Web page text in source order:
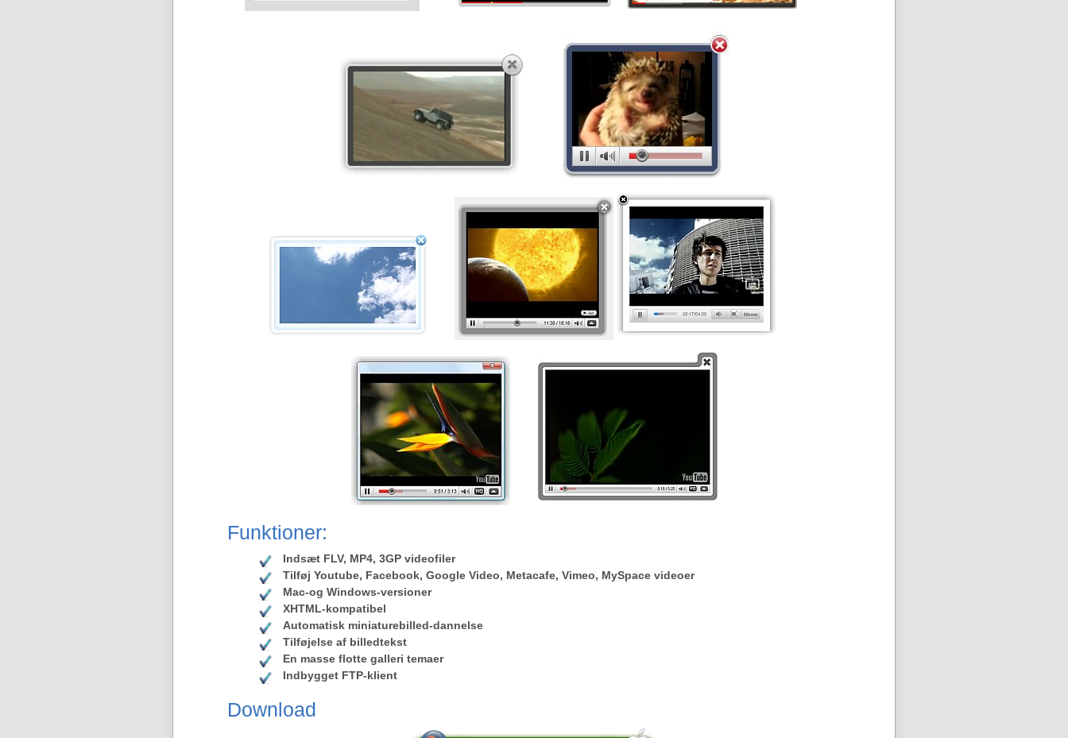
Funktioner:
Indsæt FLV, MP4, 3GP videofiler
Tilføj Youtube, Facebook, Google Video, Metacafe, Vimeo, MySpace videoer
Mac-og Windows-versioner
XHTML-kompatibel
Automatisk miniaturebilled-dannelse
Tilføjelse af billedtekst
En masse flotte galleri temaer
Indbygget FTP-klient
Download